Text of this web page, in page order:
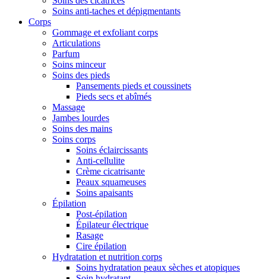
Soins anti-taches et dépigmentants
Corps
Gommage et exfoliant corps
Articulations
Parfum
Soins minceur
Soins des pieds
Pansements pieds et coussinets
Pieds secs et abîmés
Massage
Jambes lourdes
Soins des mains
Soins corps
Soins éclaircissants
Anti-cellulite
Crème cicatrisante
Peaux squameuses
Soins apaisants
Épilation
Post-épilation
Épilateur électrique
Rasage
Cire épilation
Hydratation et nutrition corps
Soins hydratation peaux sèches et atopiques